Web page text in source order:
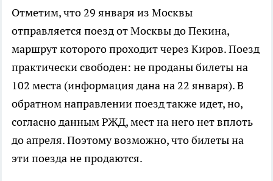
Отметим, что 29 января из Москвы
отправляется поезд от Москвы до Пекина,
маршрут которого проходит через Киров. Поезд
практически свободен: не проданы билеты на
102 места (информация дана на 22 января). В
обратном направлении поезд также идет, но,
согласно данным РЖД, мест на него нет вплоть
до апреля. Поэтому возможно, что билеты на
эти поезда не продаются.